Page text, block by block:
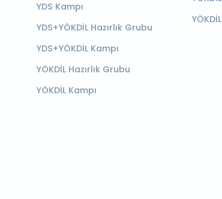
YDS Kampı
YDS+YÖKDİL Hazırlık Grubu
YDS+YÖKDİL Kampı
YÖKDİL Hazırlık Grubu
YÖKDİL Kampı